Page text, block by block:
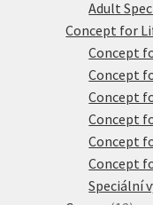
Adult
Concept for
Concept
Concept
Concept
Concept
Concept
Concept
Speciální